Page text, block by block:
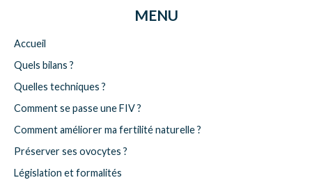
MENU
Accueil
Quels bilans ?
Quelles techniques ?
Comment se passe une FIV ?
Comment améliorer ma fertilité naturelle ?
Préserver ses ovocytes ?
Législation et formalités